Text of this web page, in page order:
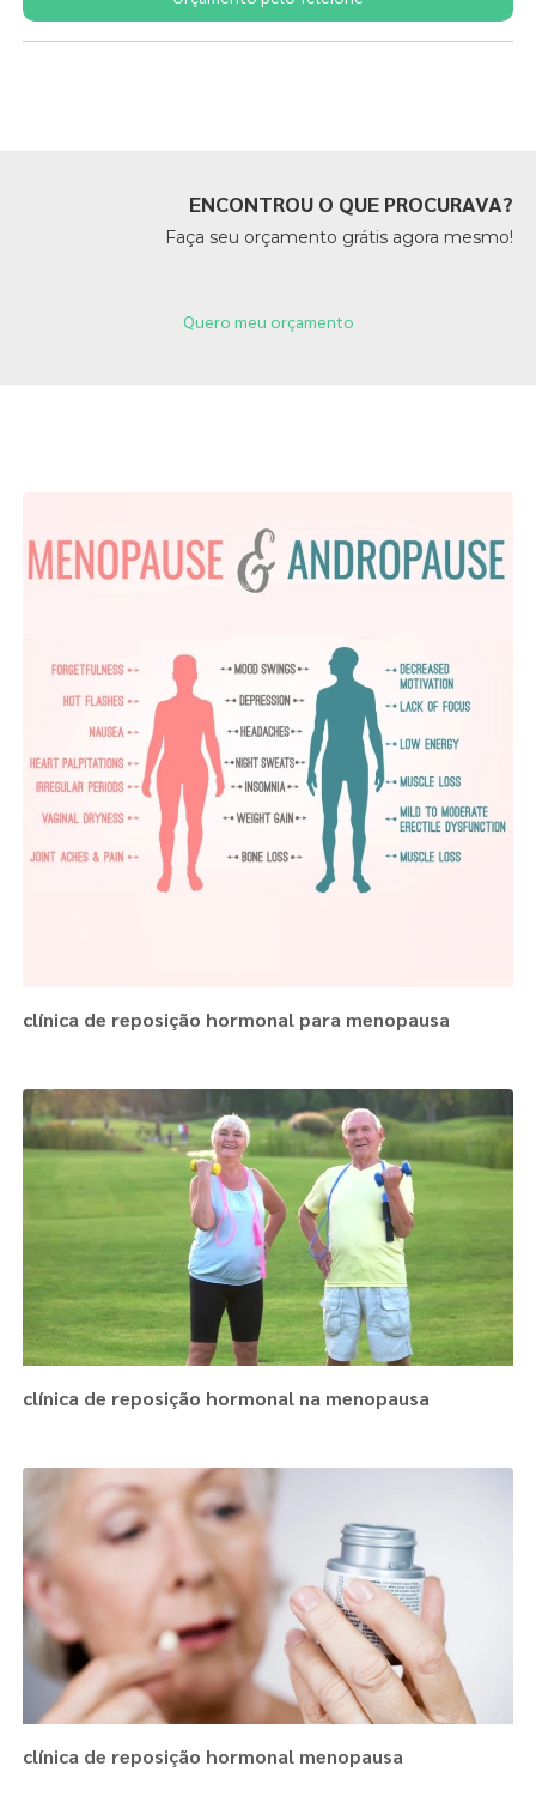
ENCONTROU O QUE PROCURAVA?
Faça seu orçamento grátis agora mesmo!
Quero meu orçamento
clínica de reposição hormonal para menopausa
clínica de reposição hormonal na menopausa
clínica de reposição hormonal menopausa